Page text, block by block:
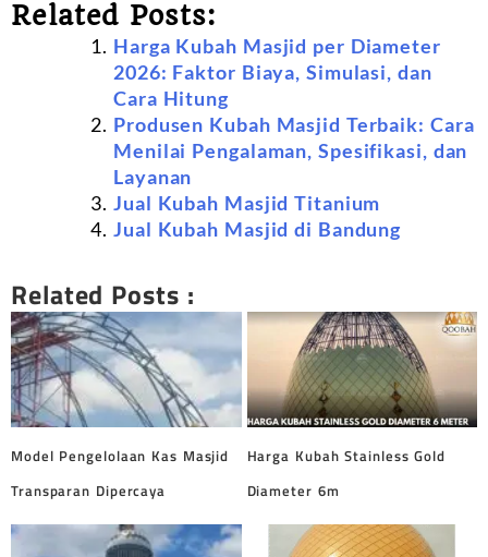
Related Posts:
Harga Kubah Masjid per Diameter
2026: Faktor Biaya, Simulasi, dan
Cara Hitung
Produsen Kubah Masjid Terbaik: Cara
Menilai Pengalaman, Spesifikasi, dan
Layanan
Jual Kubah Masjid Titanium
Jual Kubah Masjid di Bandung
Related Posts :
Model Pengelolaan Kas Masjid
Transparan Dipercaya
Harga Kubah Stainless Gold
Diameter 6m